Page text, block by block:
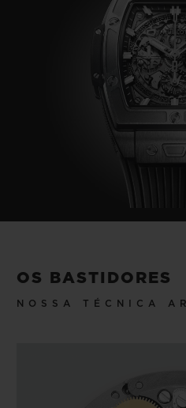
OS BASTIDORES
NOSSA TÉCNICA